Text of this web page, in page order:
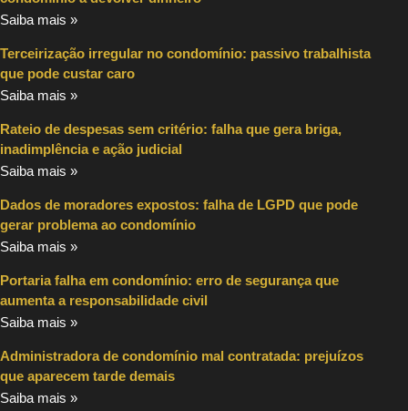
Saiba mais »
Terceirização irregular no condomínio: passivo trabalhista
que pode custar caro
Saiba mais »
Rateio de despesas sem critério: falha que gera briga,
inadimplência e ação judicial
Saiba mais »
Dados de moradores expostos: falha de LGPD que pode
gerar problema ao condomínio
Saiba mais »
Portaria falha em condomínio: erro de segurança que
aumenta a responsabilidade civil
Saiba mais »
Administradora de condomínio mal contratada: prejuízos
que aparecem tarde demais
Saiba mais »